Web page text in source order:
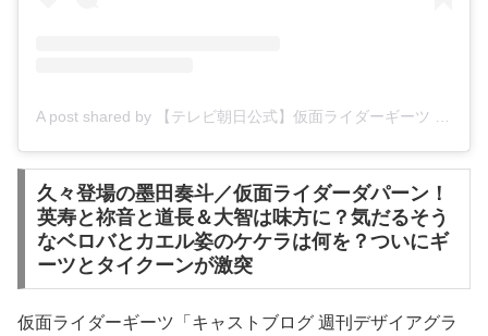
久々登場の墨田奏斗／仮面ライダーダパーン！
英寿と祢音と道長＆大智は味方に？気だるそう
なベロバとカエル姿のケケラは何を？ついにギ
ーツとタイクーンが激突
仮面ライダーギーツ「キャストブログ 週刊デザイアグラ